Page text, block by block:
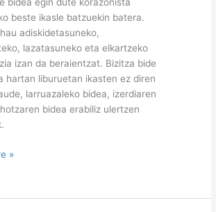
bidea egin dute korazonista
beste ikasle batzuekin batera.
adiskidetasuneko,
lazatasuneko eta elkartzeko
izan da beraientzat. Bizitza bide
hartan liburuetan ikasten ez diren
larruazaleko bidea, izerdiaren
bidea erabiliz ulertzen
»